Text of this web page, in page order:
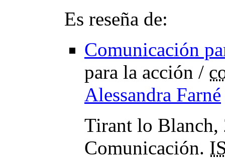
Es reseña de:
Comunicación
para la acción /
Alessandra Farné
Tirant lo Blanch,
Comunicación.